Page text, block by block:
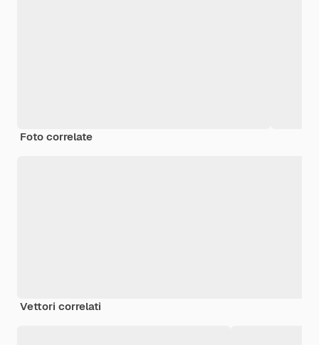
Foto correlate
Vettori correlati